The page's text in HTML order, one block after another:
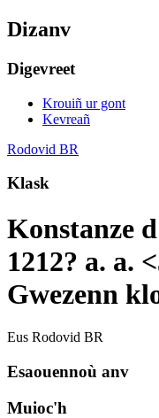
Dizanv
Digevreet
Krouiñ ur gont
Kevreañ
Rodovid BR
Klask
Konstanze
1212? a. a.
Gwezenn
Eus Rodovid BR
Esaouennoù anv
Muioc'h